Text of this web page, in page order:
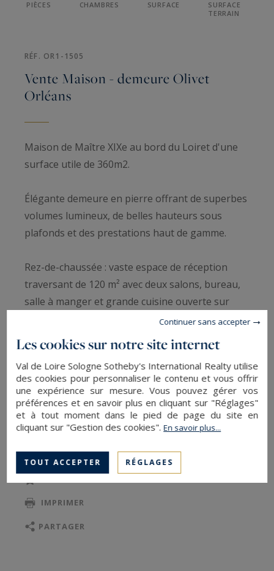
PIÈCES CHAMBRES SURFACE
SURFACE
TERRAIN
RÉF. OR1-1505
Vente Maison - demeure Olivet
Orléans
Maison de Maître XIXe au bord du Loiret d'une
surface utile de 360m2.
Élégante demeure en pierre offrant de superbes
volumes lumineux, de belles hauteurs sous
plafonds et des prestations haut de gamme.
Rez-de-chaussée : vaste espace de réception
traversant de 120 m² avec deux salons, bureau,
salle à manger et grande cuisine ouverte sur
Étage : suite parentale avec terrasse, salle de
bains en marbre et dressing, 2 chambres, salle
d’eau.
Dernier niveau : vaste palier (possibilité
chambre), 2 chambres dont une avec salle de
bains.
Extérieurs : parc paysager aux arbres
centenaires descendant jusqu’aux rives du
panoramique, terrasses, garage à bateau.
LIRE LA SUITE
IMPRIMER
PARTAGER
Les cookies sur notre site internet
Val de Loire Sologne Sotheby's International Realty utilise
des cookies pour personnaliser le contenu et vous offrir
une expérience sur mesure. Vous pouvez gérer vos
préférences et en savoir plus en cliquant sur "Réglages"
et à tout moment dans le pied de page du site en
cliquant sur "Gestion des cookies".En savoir plus...
TOUT ACCEPTER RÉGLAGES
Continuer sans accepter